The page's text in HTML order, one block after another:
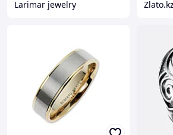
Larimar jewelry Zlato.kz